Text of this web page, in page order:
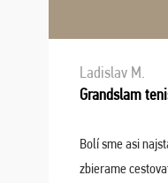
Ladislav M.
Grandslam
Bolí sme asi
zbierame